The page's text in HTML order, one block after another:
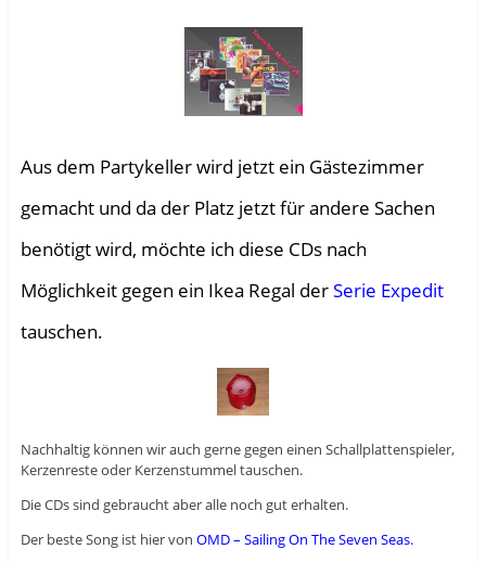
Aus dem Partykeller wird jetzt ein Gästezimmer
gemacht und da der Platz jetzt für andere Sachen
benötigt wird, möchte ich diese CDs nach
Möglichkeit gegen ein Ikea Regal derSerie Expedit
tauschen.
Nachhaltig können wir auch gerne gegen einen Schallplattenspieler,
Kerzenreste oder Kerzenstummel tauschen.
Die CDs sind gebraucht aber alle noch gut erhalten.
Der beste Song ist hier von OMD – Sailing On The Seven Seas.